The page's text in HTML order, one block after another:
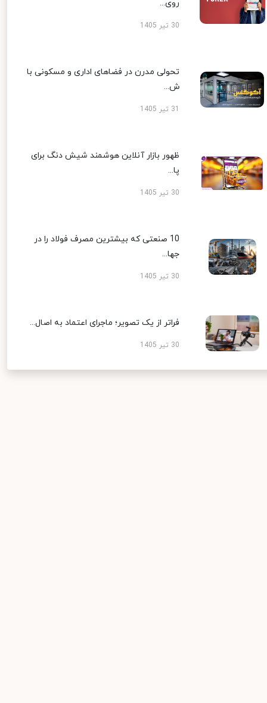
روی...
30 تیر 1405
تحولی مدرن در فضاهای اداری و مسکونی با
ش...
ظهور بازار آنلاین هوشمند شیش دنگ برای
پا...
30 تیر 1405
10 صنعتی که بیشترین مصرف فولاد را در
جها...
30 تیر 1405
فراتر از یک تصویر؛ ماجرای اعتماد به اصال...
30 تیر 1405